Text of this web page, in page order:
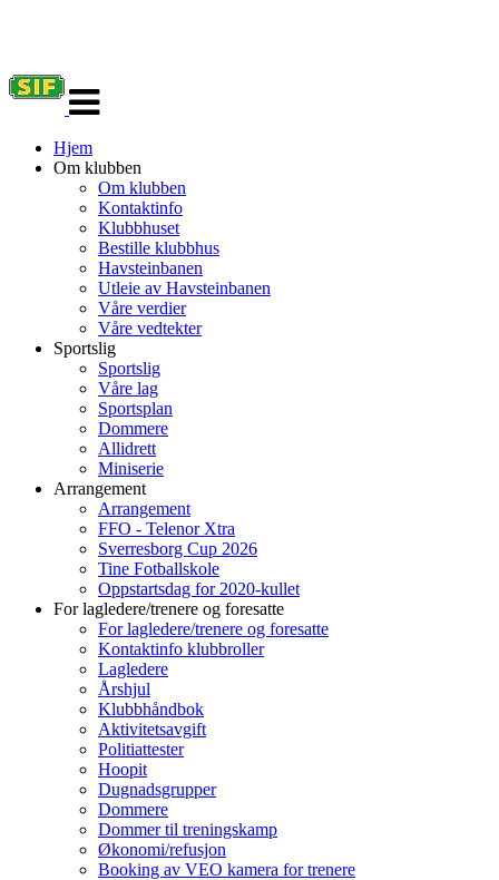
navigasjon
Hjem
Om klubben
Om klubben
Kontaktinfo
Klubbhuset
Bestille klubbhus
Havsteinbanen
Utleie av Havsteinbanen
Våre verdier
Våre vedtekter
Sportslig
Sportslig
Våre lag
Sportsplan
Dommere
Allidrett
Miniserie
Arrangement
Arrangement
FFO - Telenor Xtra
Sverresborg Cup 2026
Tine Fotballskole
Oppstartsdag for 2020-kullet
For lagledere/trenere og foresatte
For lagledere/trenere og foresatte
Kontaktinfo klubbroller
Lagledere
Årshjul
Klubbhåndbok
Aktivitetsavgift
Politiattester
Hoopit
Dugnadsgrupper
Dommere
Dommer til treningskamp
Økonomi/refusjon
Booking av VEO kamera for trenere